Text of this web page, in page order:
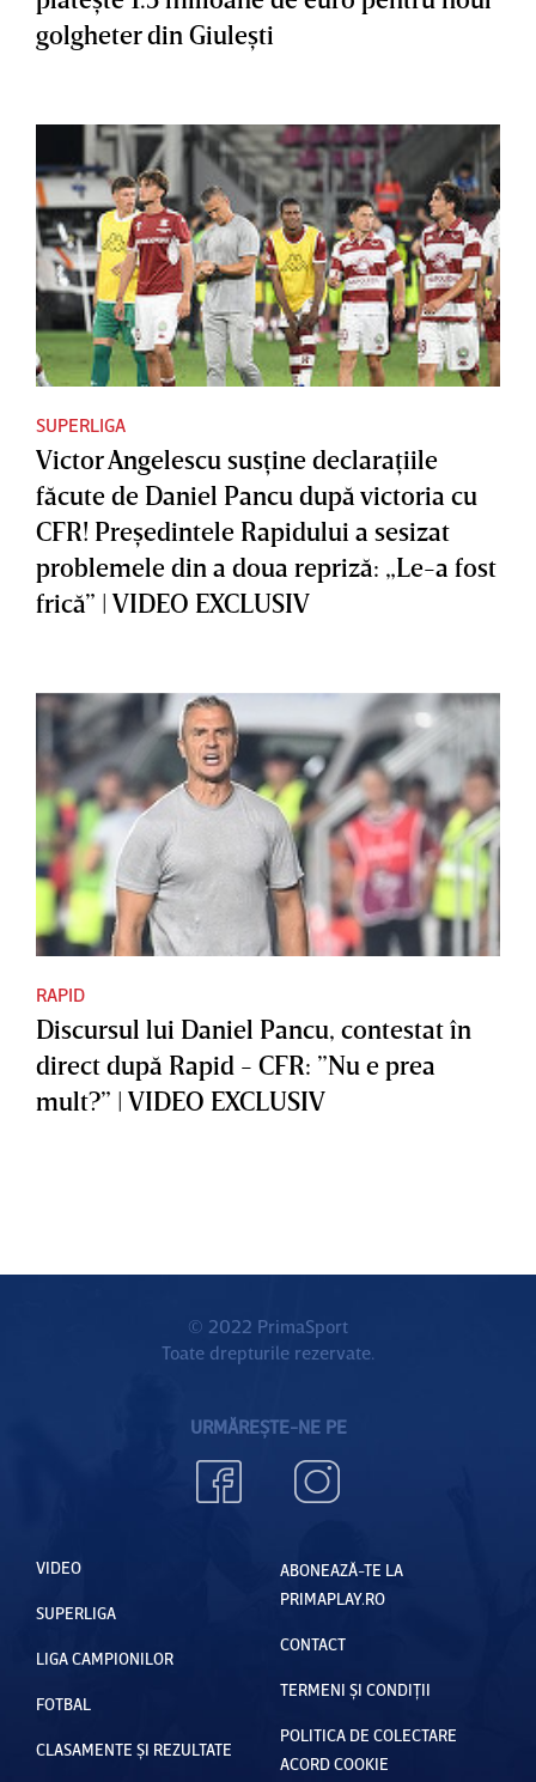
golgheter din Giuleşti
SUPERLIGA
Victor Angelescu susţine declaraţiile
făcute de Daniel Pancu după victoria cu
CFR! Preşedintele Rapidului a sesizat
problemele din a doua repriză: „Le-a fost
frică” | VIDEO EXCLUSIV
RAPID
Discursul lui Daniel Pancu, contestat în
direct după Rapid - CFR: ”Nu e prea
mult?” | VIDEO EXCLUSIV
© 2022 PrimaSport
Toate drepturile rezervate.
URMĂREȘTE-NE PE
VIDEO
SUPERLIGA
LIGA CAMPIONILOR
FOTBAL
CLASAMENTE ȘI REZULTATE
ABONEAZĂ-TE LA
PRIMAPLAY.RO
CONTACT
TERMENI ȘI CONDIȚII
POLITICA DE COLECTARE
ACORD COOKIE